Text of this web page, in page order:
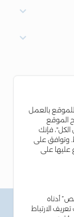
الشروط والاحكام
بالعمل
الموقع
فإنك
وتوافق على
عليها على
أدناه
الارتباط